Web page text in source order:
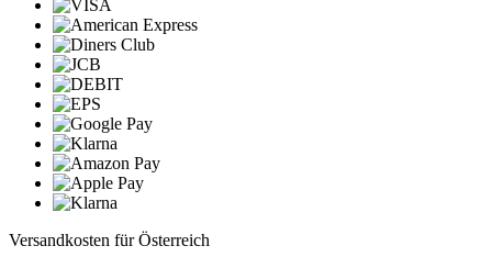
Versandkosten für Österreich